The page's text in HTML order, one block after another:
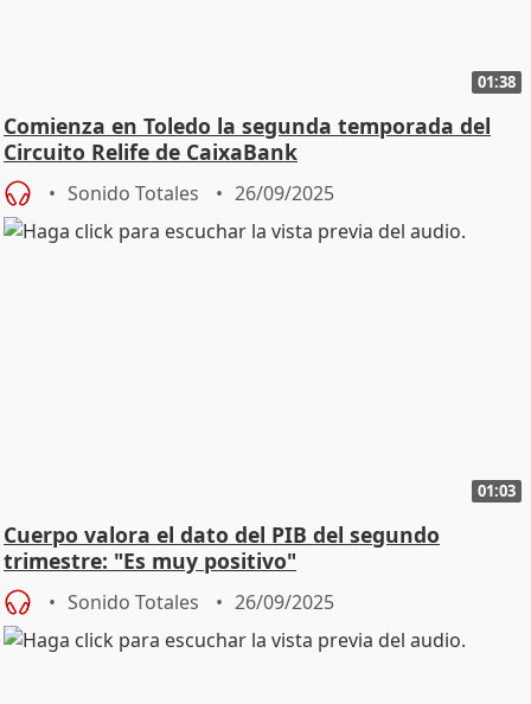
01:38
Comienza en Toledo la segunda temporada del
Circuito Relife de CaixaBank
Sonido Totales 26/09/2025
01:03
Cuerpo valora el dato del PIB del segundo
trimestre: "Es muy positivo"
Sonido Totales 26/09/2025